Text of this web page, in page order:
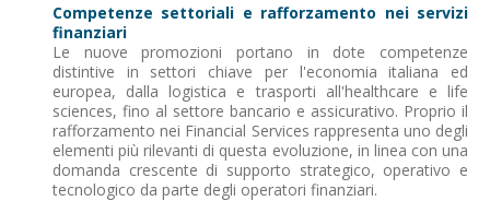
Competenze settoriali e rafforzamento nei servizi
finanziari
Le nuove promozioni portano in dote competenze
distintive in settori chiave per l'economia italiana ed
europea, dalla logistica e trasporti all'healthcare e life
sciences, fino al settore bancario e assicurativo. Proprio il
rafforzamento nei Financial Services rappresenta uno degli
elementi più rilevanti di questa evoluzione, in linea con una
domanda crescente di supporto strategico, operativo e
tecnologico da parte degli operatori finanziari.